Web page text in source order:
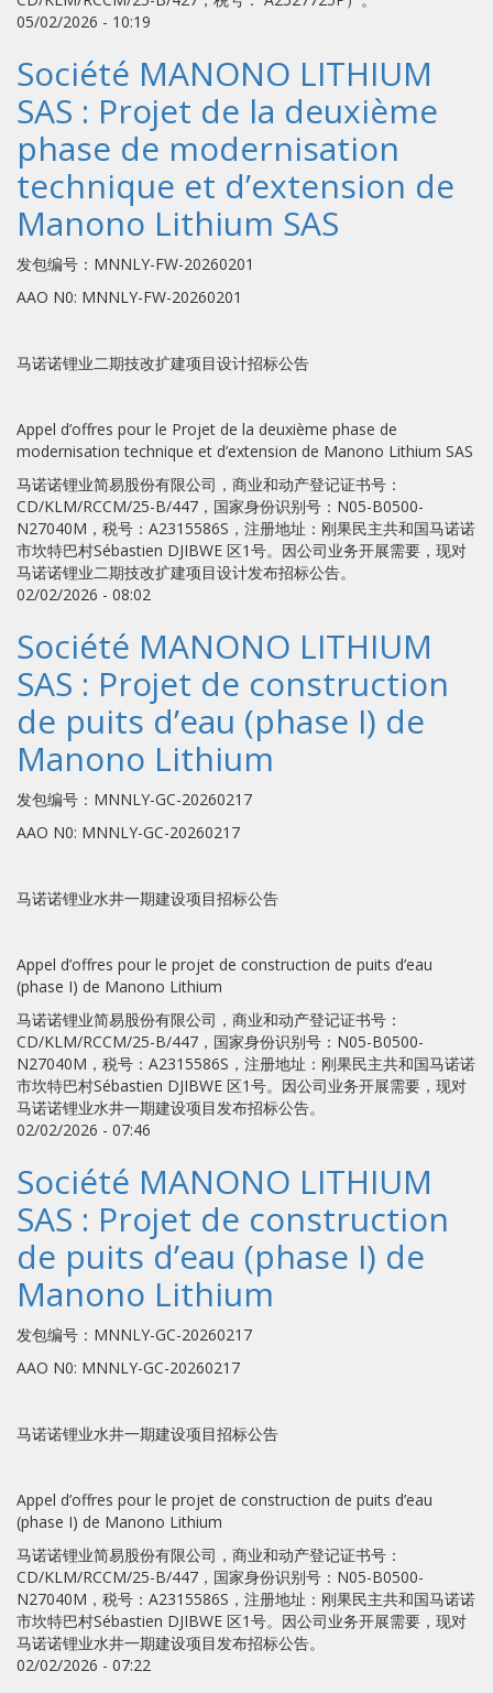
05/02/2026 - 10:19
Société MANONO LITHIUM
SAS : Projet de la deuxième
phase de modernisation
technique et d’extension de
Manono Lithium SAS
发包编号：MNNLY-FW-20260201
AAO N0: MNNLY-FW-20260201
马诺诺锂业二期技改扩建项目设计招标公告
Appel d’offres pour le Projet de la deuxième phase de
modernisation technique et d’extension de Manono Lithium SAS
马诺诺锂业简易股份有限公司，商业和动产登记证书号：
CD/KLM/RCCM/25-B/447，国家身份识别号：N05-B0500-
N27040M，税号：A2315586S，注册地址：刚果民主共和国马诺诺
市坎特巴村Sébastien DJIBWE 区1号。因公司业务开展需要，现对
马诺诺锂业二期技改扩建项目设计发布招标公告。
02/02/2026 - 08:02
Société MANONO LITHIUM
SAS : Projet de construction
de puits d’eau (phase I) de
Manono Lithium
发包编号：MNNLY-GC-20260217
AAO N0: MNNLY-GC-20260217
马诺诺锂业水井一期建设项目招标公告
Appel d’offres pour le projet de construction de puits d’eau
(phase I) de Manono Lithium
马诺诺锂业简易股份有限公司，商业和动产登记证书号：
CD/KLM/RCCM/25-B/447，国家身份识别号：N05-B0500-
N27040M，税号：A2315586S，注册地址：刚果民主共和国马诺诺
市坎特巴村Sébastien DJIBWE 区1号。因公司业务开展需要，现对
马诺诺锂业水井一期建设项目发布招标公告。
02/02/2026 - 07:46
Société MANONO LITHIUM
SAS : Projet de construction
de puits d’eau (phase I) de
Manono Lithium
发包编号：MNNLY-GC-20260217
AAO N0: MNNLY-GC-20260217
马诺诺锂业水井一期建设项目招标公告
Appel d’offres pour le projet de construction de puits d’eau
(phase I) de Manono Lithium
马诺诺锂业简易股份有限公司，商业和动产登记证书号：
CD/KLM/RCCM/25-B/447，国家身份识别号：N05-B0500-
N27040M，税号：A2315586S，注册地址：刚果民主共和国马诺诺
市坎特巴村Sébastien DJIBWE 区1号。因公司业务开展需要，现对
马诺诺锂业水井一期建设项目发布招标公告。
02/02/2026 - 07:22